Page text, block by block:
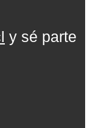
y sé parte